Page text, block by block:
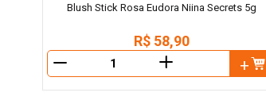
Blush Stick Rosa Eudora Niina Secrets 5g
R$ 58,90
＋